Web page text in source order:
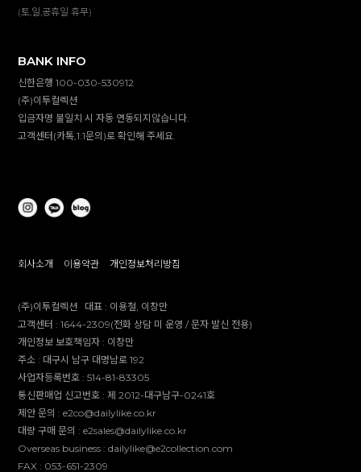
(토,일,공휴일 휴무)
BANK INFO
신한은행 100-030-530912
(주)이투컬렉션
입금자명 불일치 시 자동 연동되지않습니다.
고객센터(카톡,1:1문의)로 확인해 주세요.
회사소개 이용약관 개인정보처리방침
(주)이투컬렉션 대표 : 이용철, 이창만
고객센터 :1644-2309(전화 상담 미 운영 / 문자 발신 전용)
개인정보 보호책임자 : 이창만
주소 : 대구시 남구 대명남로 192
사업자등록번호 :514-81-83305
통신판매업 신고번호 :제 2012-대구남구-0241호
제안 문의 : e2co@dailylike.co.kr
대량 구매 문의 : e2sales@dailylike.co.kr
Overseas business : dailylike@e2collection.com
FAX : 053-651-2309